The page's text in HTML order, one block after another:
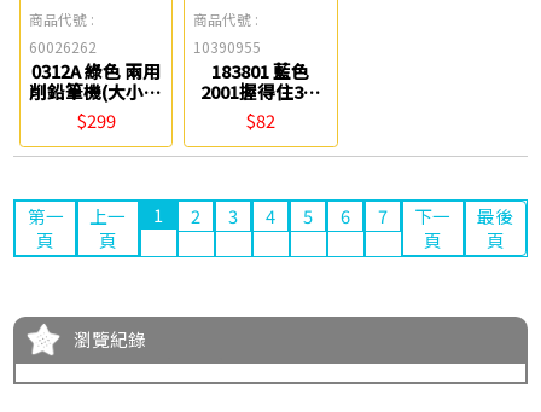
商品代號 :
60026262
0312A 綠色 兩用
削鉛筆機(大小通
吃) KW-triO
$299
商品代號 :
10390955
183801 藍色
2001握得住3用
削筆器 FABER-
CASTELL
$82
第一
頁
上一
頁
1 2 3 4 5 6 7
下一
頁
最後
頁
瀏覽紀錄